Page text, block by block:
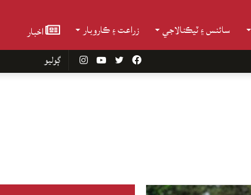
سائنس ۽ ٽيڪنالاجي زراعت ۽ ڪاروبار اخبار
InstagramYouTube Twitter
Facebook